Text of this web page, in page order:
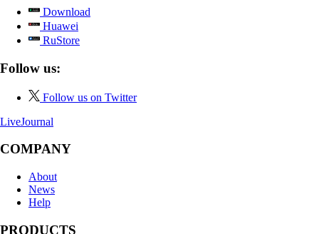
Download
Huawei
RuStore
Follow us:
Follow us on Twitter
LiveJournal
COMPANY
About
News
Help
PRODUCTS